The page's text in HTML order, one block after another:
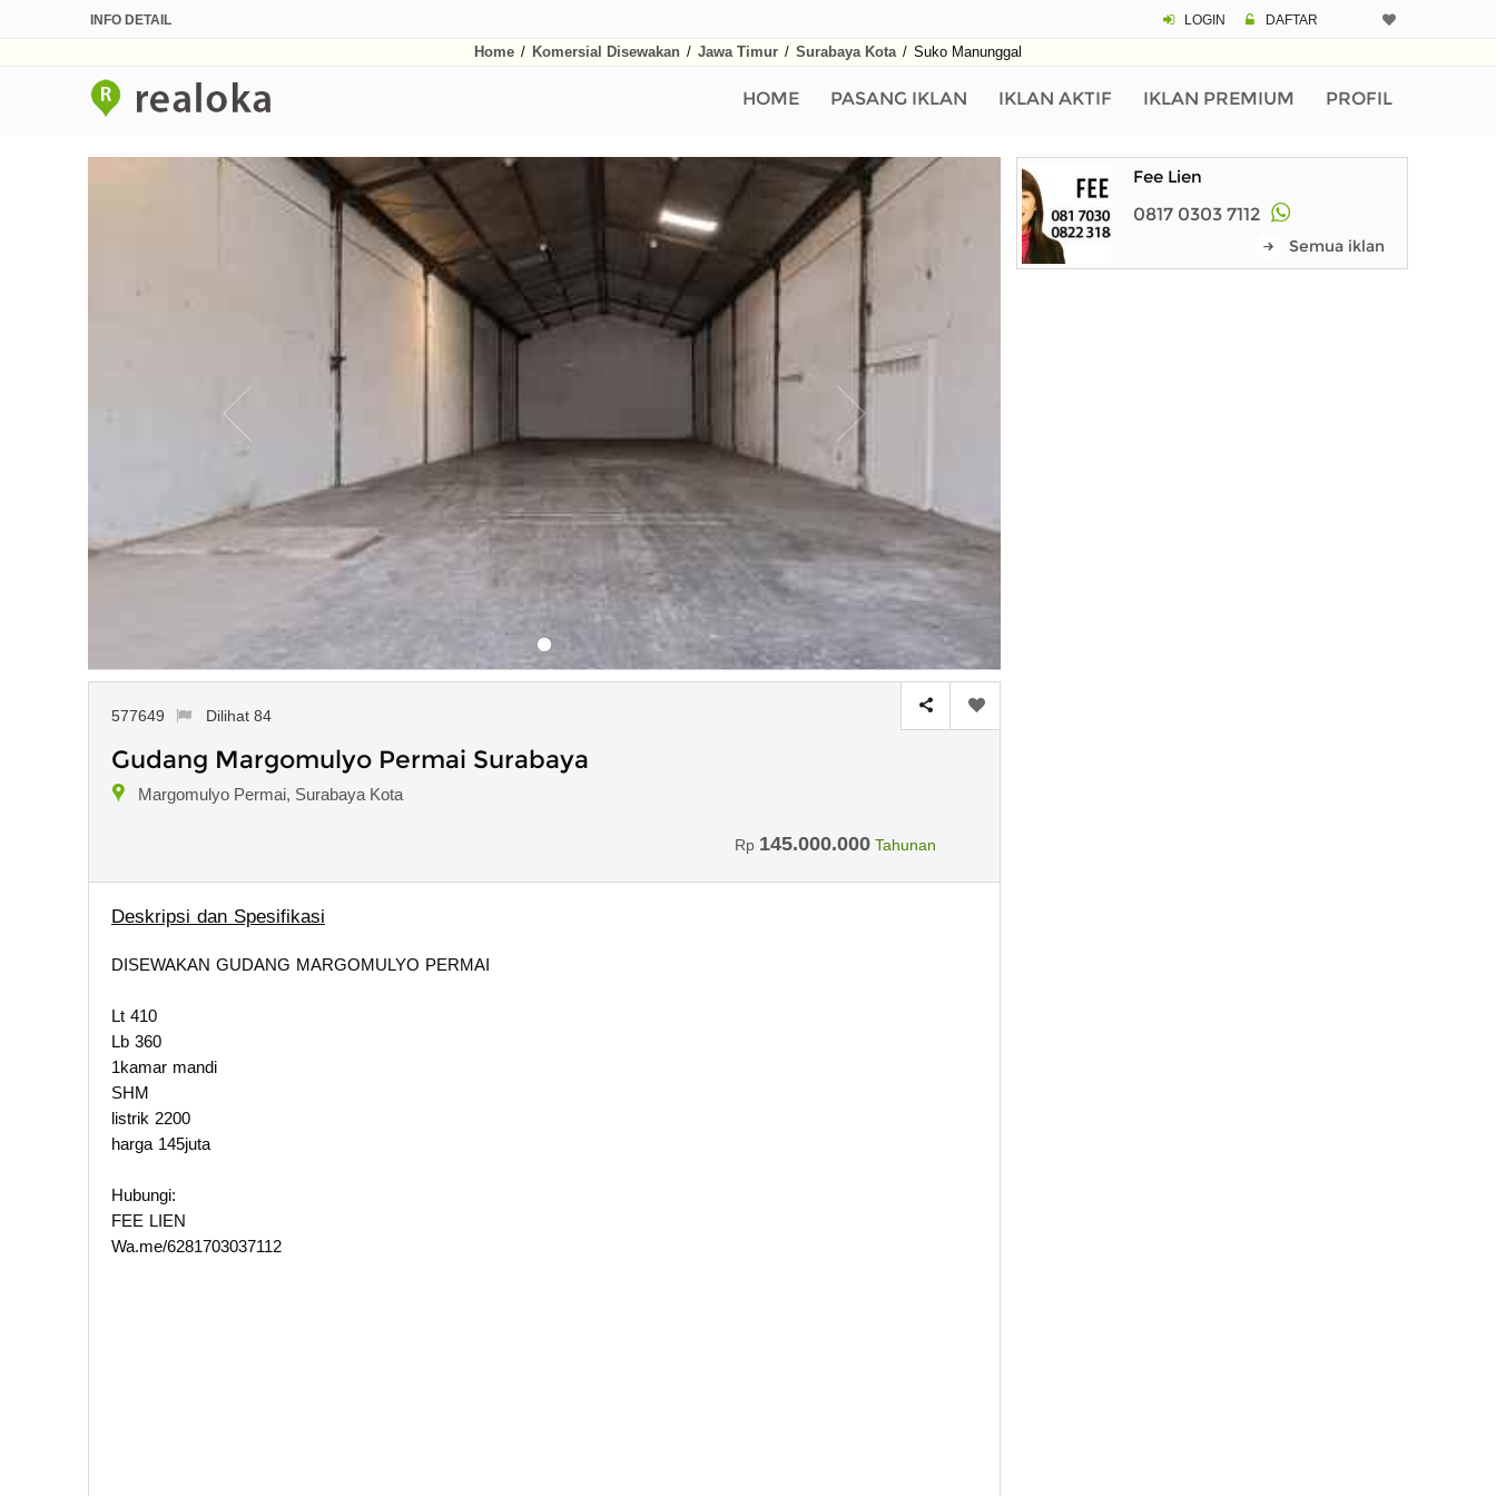
INFO DETAIL LOGIN DAFTAR
Home / Komersial Disewakan / Jawa Timur / Surabaya Kota / Suko Manunggal
HOME PASANG IKLAN IKLAN AKTIF IKLAN PREMIUM PROFIL
577649 Dilihat 84
Gudang Margomulyo Permai Surabaya
Margomulyo Permai, Surabaya Kota
Rp 145.000.000 Tahunan
Deskripsi dan Spesifikasi
DISEWAKAN GUDANG MARGOMULYO PERMAI
Lt 410
Lb 360
1kamar mandi
SHM
listrik 2200
harga 145juta
Hubungi:
FEE LIEN
Wa.me/6281703037112
Fee Lien
0817 0303 7112
Semua iklan